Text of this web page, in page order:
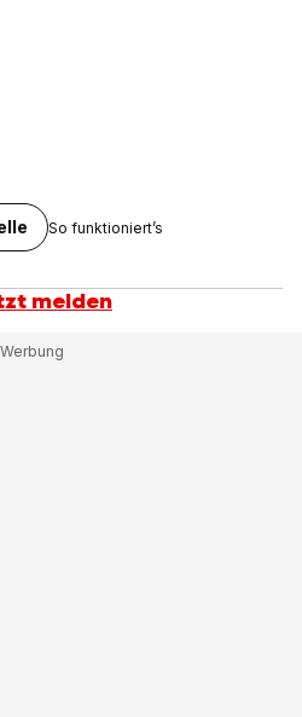
So funktioniert’s
melden